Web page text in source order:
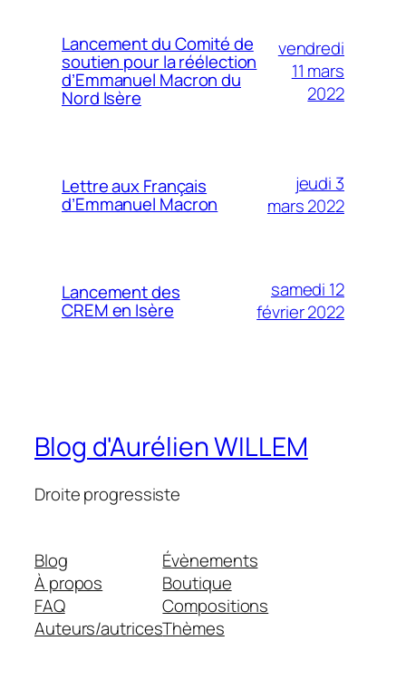
Lancement du Comité de
soutien pour la réélection
d’Emmanuel Macron du
Nord Isère
vendredi
11 mars
2022
Lettre aux Français
d’Emmanuel Macron
jeudi 3
mars 2022
Lancement des
CREM en Isère
samedi 12
février 2022
Blog d'Aurélien WILLEM
Droite progressiste
Blog
À propos
FAQ
Auteurs/autrices
Évènements
Boutique
Compositions
Thèmes